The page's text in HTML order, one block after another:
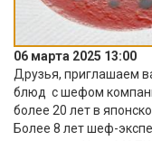
06 марта 2025 13:00
Друзья, приглашаем
блюд с шефом
более 20 лет в
Более 8 лет шеф-